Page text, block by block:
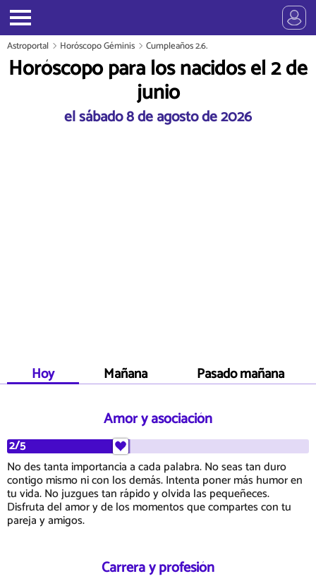
Astroportal Horóscopo Géminis Cumpleaños 2.6.
Horóscopo para los nacidos el 2 de
junio
el sábado 8 de agosto de 2026
Hoy Mañana Pasado mañana
Amor y asociación
2/5
No des tanta importancia a cada palabra. No seas tan duro
contigo mismo ni con los demás. Intenta poner más humor en
tu vida. No juzgues tan rápido y olvida las pequeñeces.
Disfruta del amor y de los momentos que compartes con tu
pareja y amigos.
Carrera y profesión